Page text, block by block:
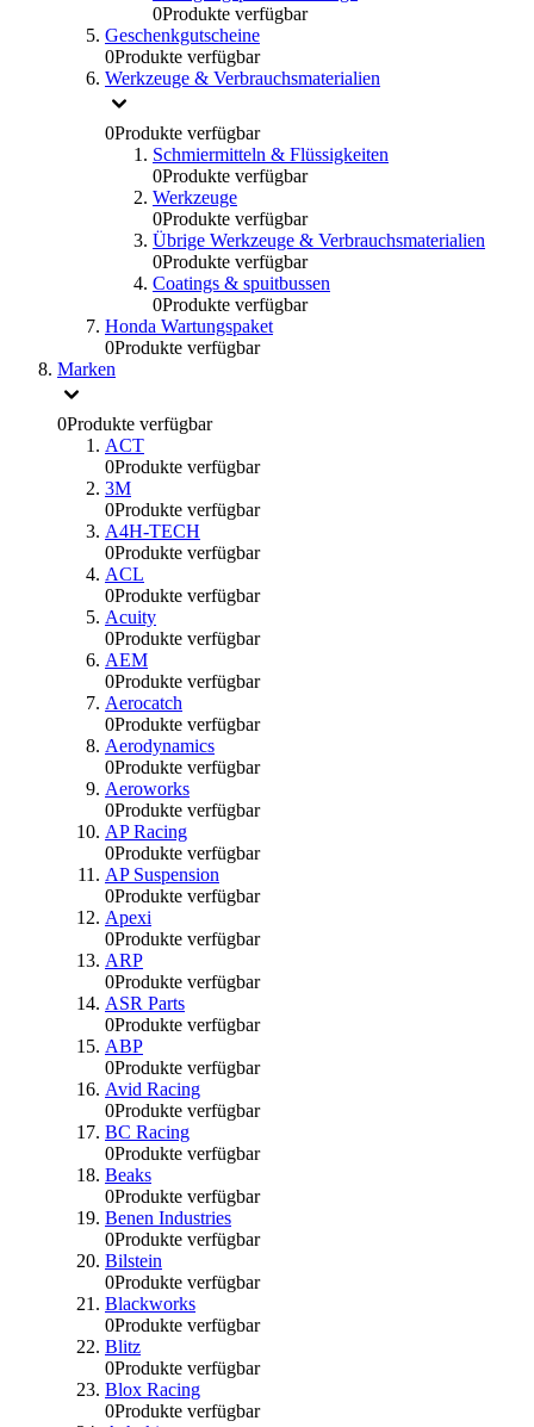
0Produkte verfügbar
Geschenkgutscheine
0Produkte verfügbar
Werkzeuge & Verbrauchsmaterialien
0Produkte verfügbar
Schmiermitteln & Flüssigkeiten
0Produkte verfügbar
Werkzeuge
0Produkte verfügbar
Übrige Werkzeuge & Verbrauchsmaterialien
0Produkte verfügbar
Coatings & spuitbussen
0Produkte verfügbar
Honda Wartungspaket
0Produkte verfügbar
Marken
0Produkte verfügbar
ACT
0Produkte verfügbar
3M
0Produkte verfügbar
A4H-TECH
0Produkte verfügbar
ACL
0Produkte verfügbar
Acuity
0Produkte verfügbar
AEM
0Produkte verfügbar
Aerocatch
0Produkte verfügbar
Aerodynamics
0Produkte verfügbar
Aeroworks
0Produkte verfügbar
AP Racing
0Produkte verfügbar
AP Suspension
0Produkte verfügbar
Apexi
0Produkte verfügbar
ARP
0Produkte verfügbar
ASR Parts
0Produkte verfügbar
ABP
0Produkte verfügbar
Avid Racing
0Produkte verfügbar
BC Racing
0Produkte verfügbar
Beaks
0Produkte verfügbar
Benen Industries
0Produkte verfügbar
Bilstein
0Produkte verfügbar
Blackworks
0Produkte verfügbar
Blitz
0Produkte verfügbar
Blox Racing
0Produkte verfügbar